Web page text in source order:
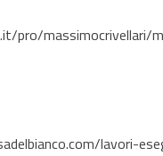
pro/massimocrivellari/
lavori-